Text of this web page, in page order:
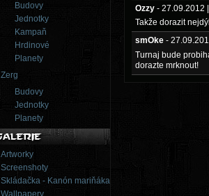
Budovy
Jednotky
Kampaň
Hrdinové
Planety
Zerg
Budovy
Jednotky
Planety
Artworky
Screenshoty
Skládačka - Kanón mariňáka
Wallpapery
Ozzy - 27.09.2012
Takže dorazit
smOke -
Turnaj bude
dorazte mrknout!